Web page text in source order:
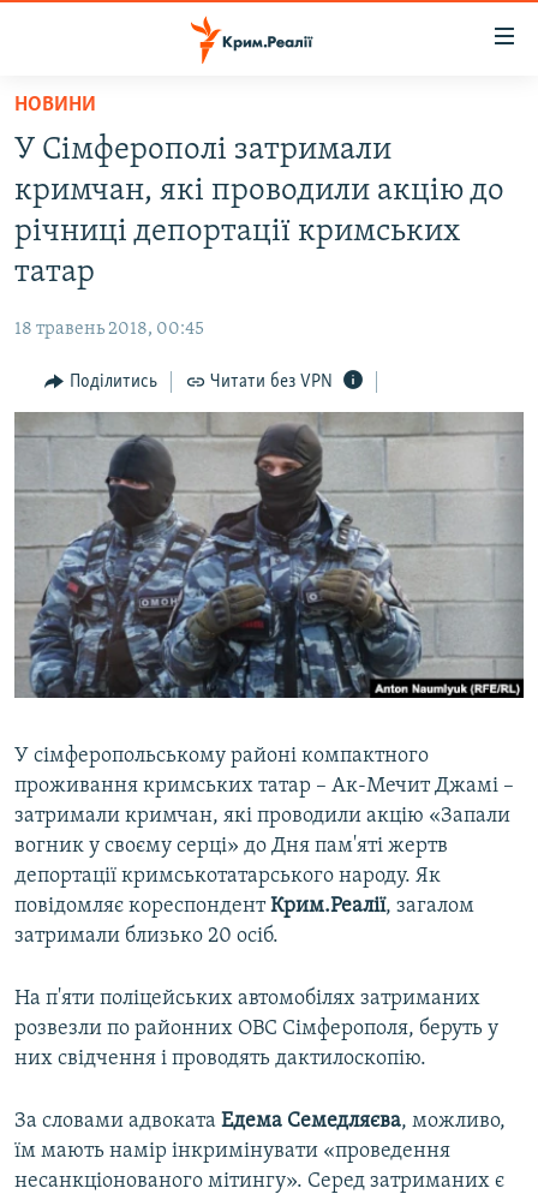
Перейти
основного
матеріалу
Перейти
до
основної
Перейти
пошуку
НОВИНИ
ВОДА.КРИМ
ВІДЕО ТА ФОТО
ПОГЛЯД
ІНТЕРВ'Ю
ВСЕ ЗА ДЕНЬ
СПЕЦПРОЕКТИ
ДЕПОРТАЦІЯ
ВІДЕОУРОКИ «ELIFBE»
СВІДЧЕННЯ ОКУПАЦІЇ
УКРАЇНСЬКА ПРОБЛЕМА КРИМУ
ІНФОГРАФІКА
ЯК ОБІЙТИ БЛОКУВАННЯ
Русский
Qırımtatar
ДОЛУЧАЙСЯ!
Усі сайти RFE/RL
НОВИНИ
У Сімферополі затримали
кримчан, які проводили акцію до
річниці депортації кримських
татар
18 травень 2018, 00:45
Поділитись Читати без VPN
У сімферопольському районі компактного
проживання кримських татар – Ак-Мечит Джамі –
затримали кримчан, які проводили акцію «Запали
вогник у своєму серці» до Дня пам'яті жертв
депортації кримськотатарського народу. Як
повідомляє кореспондентКрим.Реалії, загалом
затримали близько 20 осіб.
На п'яти поліцейських автомобілях затриманих
розвезли по районних ОВС Сімферополя, беруть у
них свідчення і проводять дактилоскопію.
За словами адвоката Едема Семедляєва, можливо,
їм мають намір інкримінувати «проведення
несанкціонованого мітингу». Серед затриманих є